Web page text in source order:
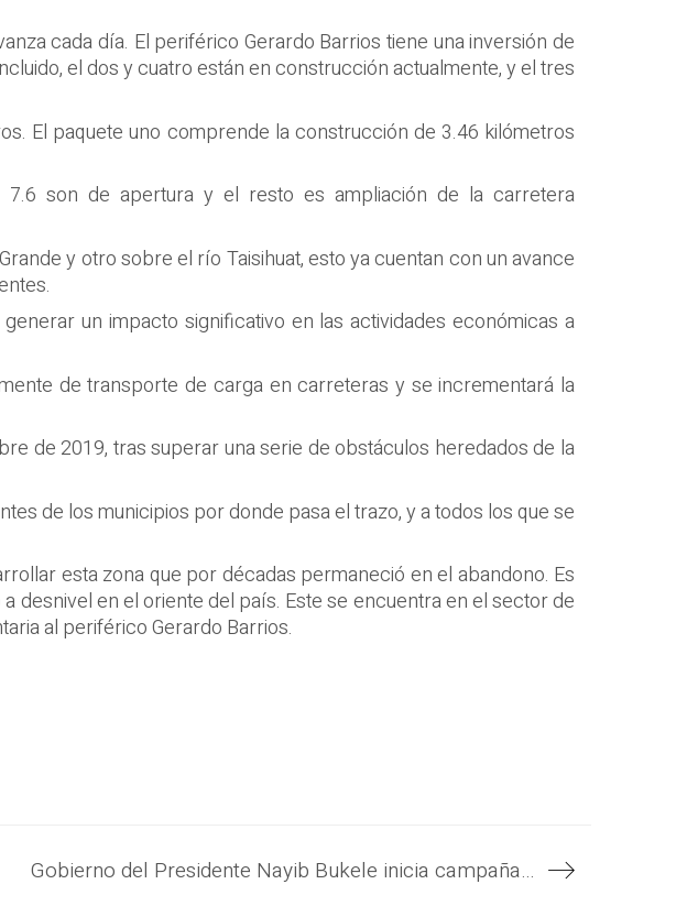
cada día. El periférico Gerardo Barrios tiene una inversión de
el dos y cuatro están en construcción actualmente, y el tres
El paquete uno comprende la construcción de 3.46 kilómetros
7.6 son de apertura y el resto es ampliación de la carretera
y otro sobre el río Taisihuat, esto ya cuentan con un avance
un impacto significativo en las actividades económicas a
de transporte de carga en carreteras y se incrementará la
de 2019, tras superar una serie de obstáculos heredados de la
de los municipios por donde pasa el trazo, y a todos los que se
esta zona que por décadas permaneció en el abandono. Es
desnivel en el oriente del país. Este se encuentra en el sector de
al periférico Gerardo Barrios.
Gobierno del Presidente Nayib Bukele inicia campaña de limpieza de grafitis de pandillas luego que entrara en vigencia reformas al Código Penal